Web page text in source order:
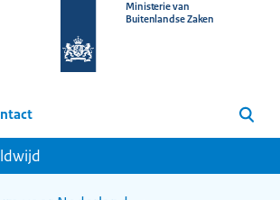
homepage
Ministerie van
Buitenlandse Zaken
Zoeken